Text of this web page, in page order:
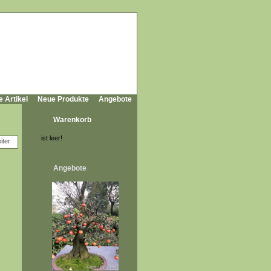
Artikel Neue Produkte Angebote
Warenkorb
ist leer!
Angebote